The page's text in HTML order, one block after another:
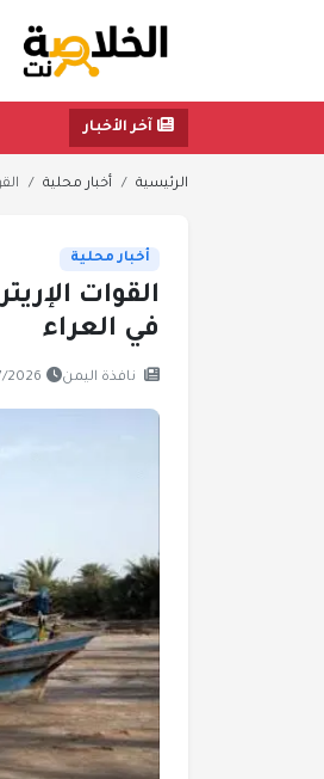
آخر الأخبار
الرئيسية أخبار محلية
أخبار محلية
القوات
في العراء
نافذة اليمن 01:26